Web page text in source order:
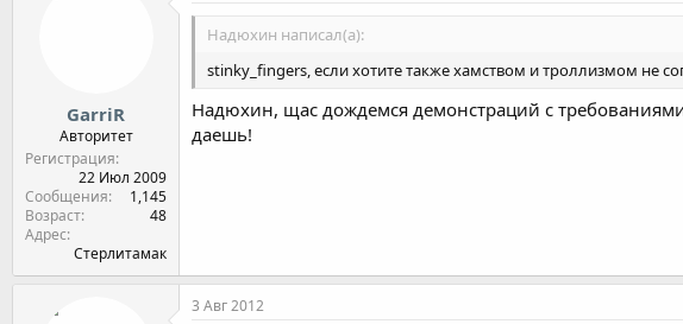
GarriR
Авторитет
Регистрация
22 Июл 2009
Сообщения
1,145
Возраст
48
Адрес
Стерлитамак
Надюхин написал(а):
stinky_fingers, если хотите также хамством и троллизмом не
Надюхин, щас дождемся демонстраций с
даешь!
3 Авг 2012